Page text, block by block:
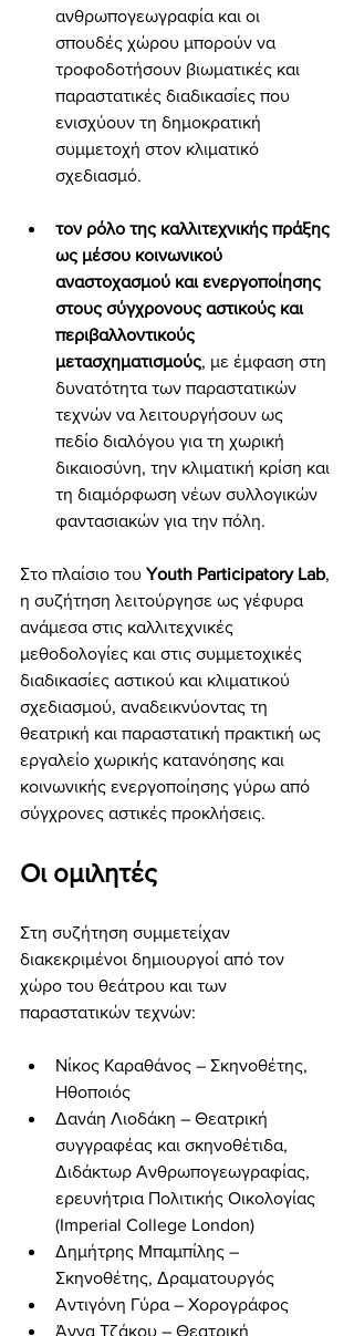
ανθρωπογεωγραφία και οι
σπουδές χώρου μπορούν να
τροφοδοτήσουν βιωματικές και
παραστατικές διαδικασίες που
ενισχύουν τη δημοκρατική
συμμετοχή στον κλιματικό
σχεδιασμό.
τον ρόλο της καλλιτεχνικής πράξης
ως μέσου κοινωνικού
αναστοχασμού και ενεργοποίησης
στους σύγχρονους αστικούς και
περιβαλλοντικούς
μετασχηματισμούς, με έμφαση στη
δυνατότητα των παραστατικών
τεχνών να λειτουργήσουν ως
πεδίο διαλόγου για τη χωρική
δικαιοσύνη, την κλιματική κρίση και
τη διαμόρφωση νέων συλλογικών
φαντασιακών για την πόλη.
Στο πλαίσιο του Youth Participatory Lab,
η συζήτηση λειτούργησε ως γέφυρα
ανάμεσα στις καλλιτεχνικές
μεθοδολογίες και στις συμμετοχικές
διαδικασίες αστικού και κλιματικού
σχεδιασμού, αναδεικνύοντας τη
θεατρική και παραστατική πρακτική ως
εργαλείο χωρικής κατανόησης και
κοινωνικής ενεργοποίησης γύρω από
σύγχρονες αστικές προκλήσεις.
Οι ομιλητές
Στη συζήτηση συμμετείχαν
διακεκριμένοι δημιουργοί από τον
χώρο του θεάτρου και των
παραστατικών τεχνών:
Νίκος Καραθάνος – Σκηνοθέτης,
Ηθοποιός
Δανάη Λιοδάκη – Θεατρική
συγγραφέας και σκηνοθέτιδα,
Διδάκτωρ Ανθρωπογεωγραφίας,
ερευνήτρια Πολιτικής Οικολογίας
(Imperial College London)
Δημήτρης Μπαμπίλης –
Σκηνοθέτης, Δραματουργός
Αντιγόνη Γύρα – Χορογράφος
Άννα Τζάκου – Θεατρική